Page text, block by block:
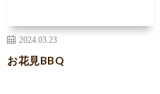
2024.03.23
お花見BBQ